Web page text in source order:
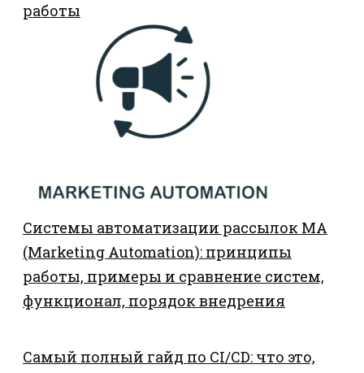
работы
Системы автоматизации рассылок MA
(Marketing Automation): принципы
работы, примеры и сравнение систем,
функционал, порядок внедрения
Самый полный гайд по CI/CD: что это,